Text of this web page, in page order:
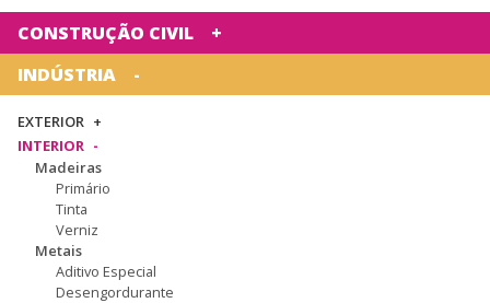
CONSTRUÇÃO CIVIL
INDÚSTRIA
EXTERIOR
INTERIOR
Madeiras
Primário
Tinta
Verniz
Metais
Aditivo Especial
Desengordurante